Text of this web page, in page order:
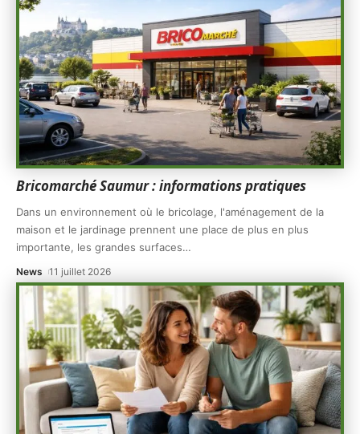
Bricomarché Saumur : informations pratiques
Dans un environnement où le bricolage, l'aménagement de la
maison et le jardinage prennent une place de plus en plus
importante, les grandes surfaces…
News 11 juillet 2026